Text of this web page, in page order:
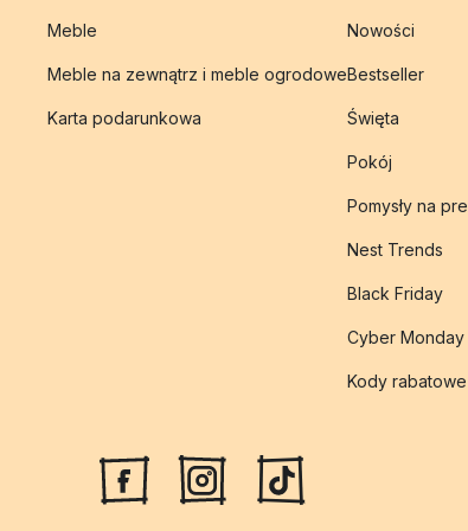
Meble
Meble na zewnątrz i meble ogrodowe
Karta podarunkowa
Nowości
Bestseller
Święta
Pokój
Pomysły na
Nest Trends
Black Friday
Cyber Monday
Kody rabatowe